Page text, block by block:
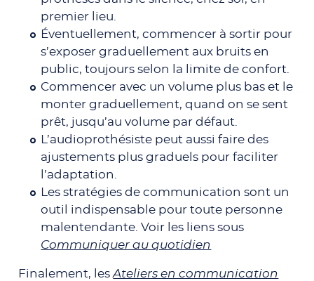
premier lieu.
Éventuellement, commencer à sortir pour
s’exposer graduellement aux bruits en
public, toujours selon la limite de confort.
Commencer avec un volume plus bas et le
monter graduellement, quand on se sent
prêt, jusqu’au volume par défaut.
L’audioprothésiste peut aussi faire des
ajustements plus graduels pour faciliter
l’adaptation.
Les stratégies de communication sont un
outil indispensable pour toute personne
malentendante. Voir les liens sous
Communiquer au quotidien
Finalement, lesAteliers en communication